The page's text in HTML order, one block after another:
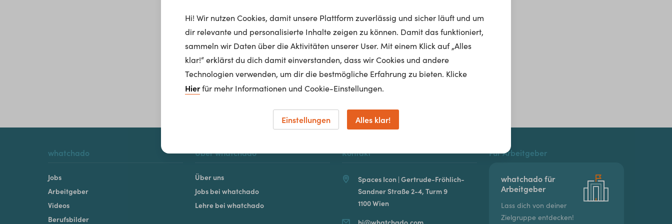
Homepage
whatchado
Jobs
Arbeitgeber
Videos
Berufsbilder
Über whatchado
Über uns
Jobs bei whatchado
Lehre bei whatchado
Kontakt
Spaces Icon | Gertrude-Fröhlich-
Sandner Straße 2-4, Turm 9
1100 Wien
hi@whatchado.com
Für Arbeitgeber
whatchado für
Arbeitgeber
Lass dich von deiner
Zielgruppe entdecken!
Hi! Wir nutzen Cookies, damit unsere Plattform zuverlässig und sicher läuft und um
dir relevante und personalisierte Inhalte zeigen zu können. Damit das funktioniert,
sammeln wir Daten über die Aktivitäten unserer User. Mit einem Klick auf „Alles
klar!“ erklärst du dich damit einverstanden, dass wir Cookies und andere
Technologien verwenden, um dir die bestmögliche Erfahrung zu bieten. Klicke
Hierfür mehr Informationen und Cookie-Einstellungen.
Einstellungen Alles klar!